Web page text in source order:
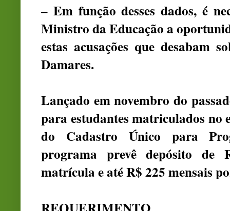
– Em função desses dados, é
Ministro da Educação a
estas acusações que desabam
Damares.
Lançado em novembro do
para estudantes matriculados no
do Cadastro Único para
programa prevê depósito de
matrícula e até R$ 225 mensais